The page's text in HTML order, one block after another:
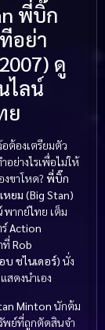
พี่บิ๊ก
อย่า
ดู
ไลน์
ย
ต้องเตรียมตัว
อย่างไรเพื่อไม่ให้
ขาโหด? พี่บิ๊ก
ยม (Big Stan)
พากย์ไทย เต็ม
ร์Action
ที่ Rob
บ ชไนเดอร์) นั่ง
สดงนำเอง
Minton นักต้ม
พย์ที่ถูกตัดสินจำ